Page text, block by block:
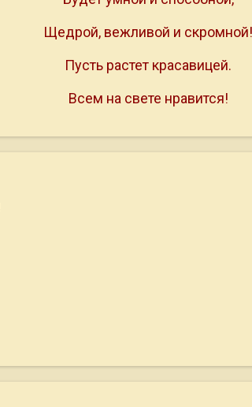
Щедрой, вежливой и скромной!
Пусть растет красавицей.
Всем на свете нравится!